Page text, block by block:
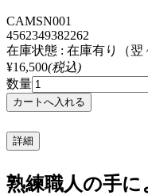
CAMSN001
4562349382262
在庫状態 : 在庫有り（翌
¥16,500(税込)
数量
詳細
熟練職人の手